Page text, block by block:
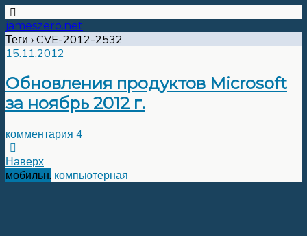
jameszero.net
Теги › CVE-2012-2532
15.11.2012
Обновления продуктов Microsoft
за ноябрь 2012 г.
комментария 4
Наверх
мобильн. компьютерная